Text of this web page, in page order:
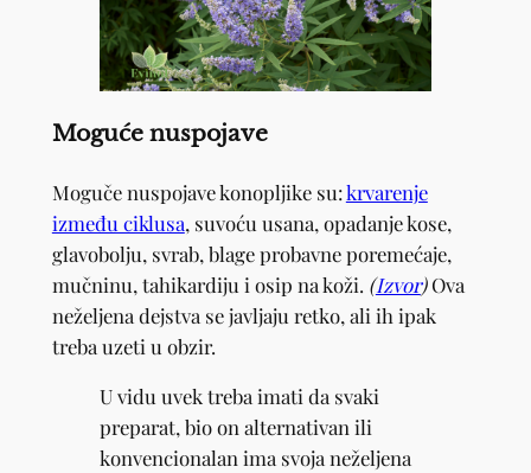
Moguće nuspojave
Moguče nuspojave konopljike su:krvarenje
između ciklusa, suvoću usana, opadanje kose,
glavobolju, svrab, blage probavne poremećaje,
mučninu, tahikardiju i osip na koži. (Izvor)Ova
neželjena dejstva se javljaju retko, ali ih ipak
treba uzeti u obzir.
U vidu uvek treba imati da svaki
preparat, bio on alternativan ili
konvencionalan ima svoja neželjena